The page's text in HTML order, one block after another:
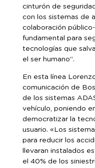
cinturón de
con los sistemas de
colaboración
fundamental para
tecnologías que
el ser humano”.
En esta línea
comunicación de
de los sistemas
vehículo, poniendo
democratizar la
usuario. «Los
para reducir los
llevaran instalados
el 40% de los